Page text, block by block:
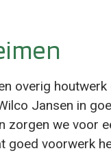
overig
Jansen in
zorgen we voor
goed voorwerk